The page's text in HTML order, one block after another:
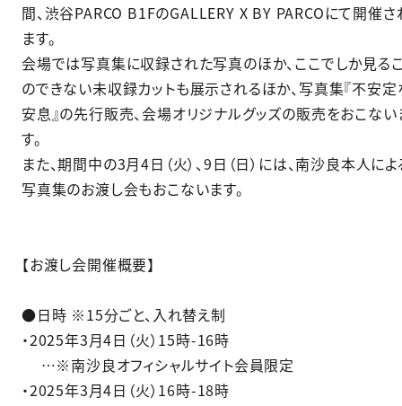
間、渋谷PARCO B1FのGALLERY X BY PARCOにて開催さ
ます。
会場では写真集に収録された写真のほか、ここでしか見る
のできない未収録カットも展示されるほか、写真集『不安
安息』の先行販売、会場オリジナルグッズの販売をおこない
す。
また、期間中の3月4日（火）、9日（日）には、南沙良本人によ
写真集のお渡し会もおこないます。
【お渡し会開催概要】
●日時 ※15分ごと、入れ替え制
・2025年3月4日（火）15時-16時
…※南沙良オフィシャルサイト会員限定
・2025年3月4日（火）16時-18時